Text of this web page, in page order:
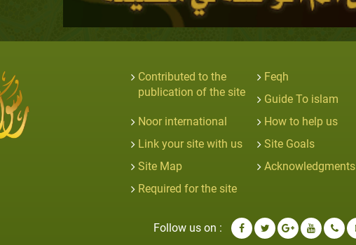
Contributed to the
publication of the site
Feqh
Guide To islam
Noor international
How to help us
Link your site with us
Site Goals
Site Map
Acknowledgments
Required for the site
Follow us on :